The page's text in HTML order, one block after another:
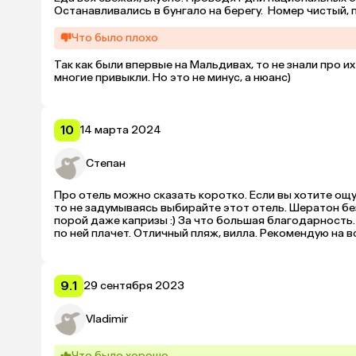
Останавливались в бунгало на берегу.  Номер
Мини бар с чипсами/конфетами/алкоголем платный.
Кондиционер работает только когда закрыты все
В отеле чисто. Каждое утро на рассвете уже был
Встретила нас менеджер Аяна. Прекрасная
подробно объяснялось.
Есть детский клуб, где можно оставить детей. Весь
украшают капкейки.
девочки молодцы жестами, картинками, играми все
Что было плохо
Так как были впервые на Мальдивах, то не знали про
многие привыкли. Но это не минус, а нюанс)
10 14 марта 2024
Степан
Про отель можно сказать коротко. Если вы хотите
то не задумываясь выбирайте этот отель. Шератон
порой даже капризы :) За что большая
по ней плачет. Отличный пляж, вилла. Рекомендую на
9.1 29 сентября 2023
Vladimir